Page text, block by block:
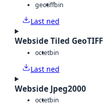
geotiffbin
Last ned
Webside Tiled GeoTIFF
octetbin
Last ned
Webside Jpeg2000
octetbin